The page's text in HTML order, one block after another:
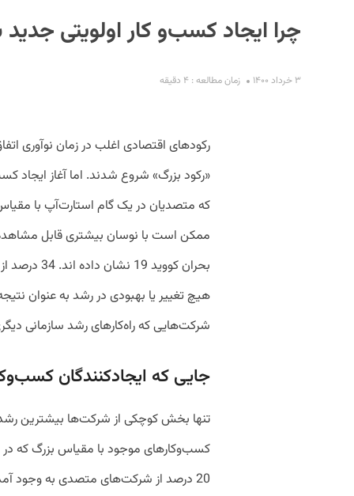
چرا ایجاد کسب‌و‌‌ کار اولویتی
۳ خرداد ۱۴۰۰ زمان مطالعه : ۴ دقیقه
«رکود بزرگ» شروع شدند. اما آغاز ایجاد
که متصدیان در یک گام استارت‌آپ با
ممکن است با نوسان بیشتری قابل
بحران
شرکت‌هایی که راه‌کارهای رشد سازمانی
جایی که ایجادکنندگان
تنها بخش کوچکی از شرکت‌ها بیشترین رشد
20 درصد از شرکت‌های متصدی به وجود